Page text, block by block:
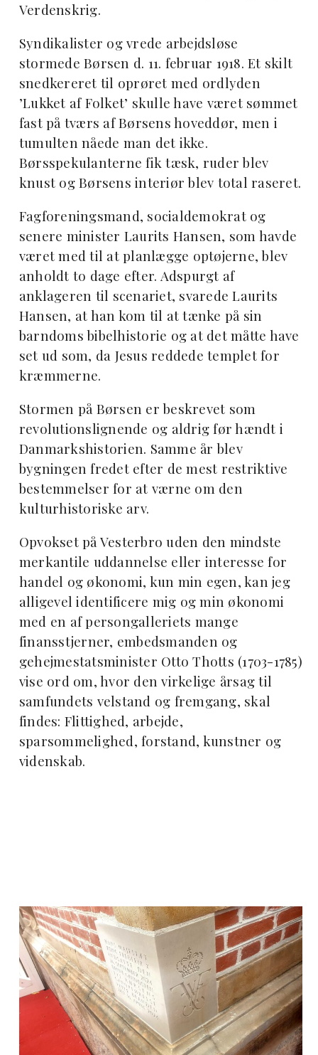
Verdenskrig.
Syndikalister og vrede arbejdsløse
stormede Børsen d. 11. februar 1918. Et skilt
snedkereret til oprøret med ordlyden
’Lukket af Folket’ skulle have været sømmet
fast på tværs af Børsens hoveddør, men i
tumulten nåede man det ikke.
Børsspekulanterne fik tæsk, ruder blev
knust og Børsens interiør blev total raseret.
Fagforeningsmand, socialdemokrat og
senere minister Laurits Hansen, som havde
været med til at planlægge optøjerne, blev
anholdt to dage efter. Adspurgt af
anklageren til scenariet, svarede Laurits
Hansen, at han kom til at tænke på sin
barndoms bibelhistorie og at det måtte have
set ud som, da Jesus reddede templet for
kræmmerne.
Stormen på Børsen er beskrevet som
revolutionslignende og aldrig før hændt i
Danmarkshistorien. Samme år blev
bygningen fredet efter de mest restriktive
bestemmelser for at værne om den
kulturhistoriske arv.
Opvokset på Vesterbro uden den mindste
merkantile uddannelse eller interesse for
handel og økonomi, kun min egen, kan jeg
alligevel identificere mig og min økonomi
med en af persongalleriets mange
finansstjerner, embedsmanden og
gehejmestatsminister Otto Thotts (1703-1785)
vise ord om, hvor den virkelige årsag til
samfundets velstand og fremgang, skal
findes: Flittighed, arbejde,
sparsommelighed, forstand, kunstner og
videnskab.